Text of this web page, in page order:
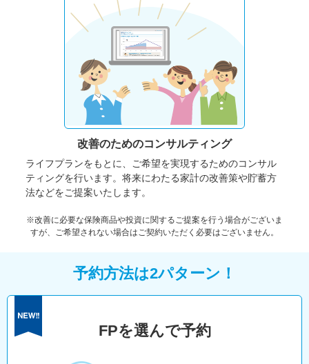
改善のためのコンサルティング
ライフプランをもとに、ご希望を実現するためのコンサル
ティングを行います。将来にわたる家計の改善策や貯蓄方
法などをご提案いたします。
※改善に必要な保険商品や投資に関するご提案を行う場合がございま
すが、ご希望されない場合はご契約いただく必要はございません。
予約方法は2パターン！
FPを選んで予約